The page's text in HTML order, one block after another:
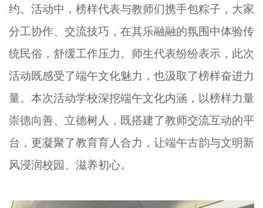
约。活动中，榜样代表与教师们携手包粽子，大家
分工协作、交流技巧，在其乐融融的氛围中体验传
统民俗，舒缓工作压力。师生代表纷纷表示，此次
活动既感受了端午文化魅力，也汲取了榜样奋进力
量。本次活动学校深挖端午文化内涵，以榜样力量
崇德向善、立德树人，既搭建了教师交流互动的平
台，更凝聚了教育育人合力，让端午古韵与文明新
风浸润校园、滋养初心。